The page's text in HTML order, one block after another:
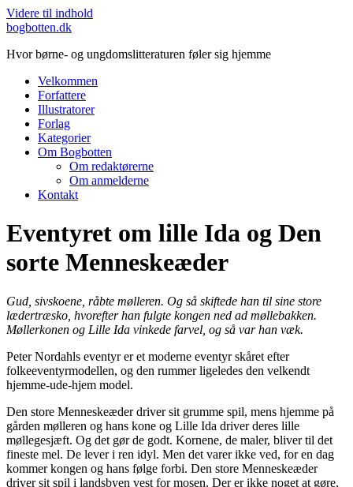
Videre til indhold
bogbotten.dk
Hvor børne- og ungdomslitteraturen føler sig hjemme
Velkommen
Forfattere
Illustratorer
Forlag
Kategorier
Om Bogbotten
Om redaktørerne
Om anmelderne
Kontakt
Eventyret om lille Ida og Den
sorte Menneskeæder
Gud, sivskoene, råbte mølleren. Og så skiftede han til sine store
lædertræsko, hvorefter han fulgte kongen ned ad møllebakken.
Møllerkonen og Lille Ida vinkede farvel, og så var han væk.
Peter Nordahls eventyr er et moderne eventyr skåret efter
folkeeventyrmodellen, og den rummer ligeledes den velkendt
hjemme-ude-hjem model.
Den store Menneskeæder driver sit grumme spil, mens hjemme på
gården mølleren og hans kone og Lille Ida driver deres lille
møllegesjæft. Og det gør de godt. Kornene, de maler, bliver til det
fineste mel. De lever i ren idyl. Men det varer ikke ved, for en dag
kommer kongen og hans følge forbi. Den store Menneskeæder
driver sit spil i landsbyen vest for mosen. Der er ikke noget at gøre,